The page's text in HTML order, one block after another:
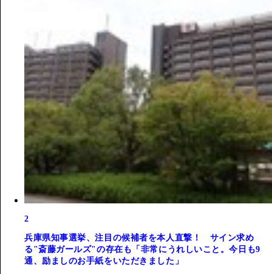
2
兵庫県知事選挙、注目の候補者を本人直撃！ サイン求め
る"斎藤ガールズ"の存在も「非常にうれしいこと。今日も9
通、励ましのお手紙をいただきました」